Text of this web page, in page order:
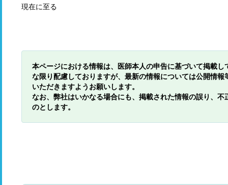
現在に至る
本ページにおける情報は、医師本人の申告に基づいて掲載
な限り配慮しておりますが、最新の情報については公開情
いただきますようお願いします。
なお、弊社はいかなる場合にも、掲載された情報の誤り、
のとします。